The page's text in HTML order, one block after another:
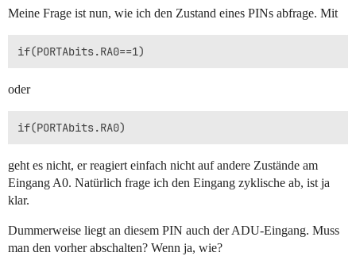
Meine Frage ist nun, wie ich den Zustand eines PINs abfrage. Mit
oder
geht es nicht, er reagiert einfach nicht auf andere Zustände am
Eingang A0. Natürlich frage ich den Eingang zyklische ab, ist ja
klar.
Dummerweise liegt an diesem PIN auch der ADU-Eingang. Muss
man den vorher abschalten? Wenn ja, wie?